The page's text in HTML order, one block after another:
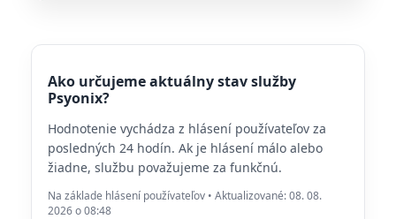
Ako určujeme aktuálny stav služby
Psyonix?
Hodnotenie vychádza z hlásení používateľov za
posledných 24 hodín. Ak je hlásení málo alebo
žiadne, službu považujeme za funkčnú.
Na základe hlásení používateľov • Aktualizované: 08. 08.
2026 o 08:48